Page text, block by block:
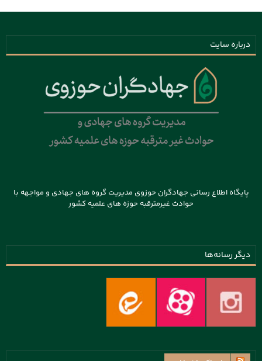
درباره سایت
پایگاه اطلاع رسانی جهادگران حوزوی مدیریت گروه های جهادی و مواجهه با
حوادث غیرمترقبه حوزه های علمیه کشور
دیگر رسانه‌ها